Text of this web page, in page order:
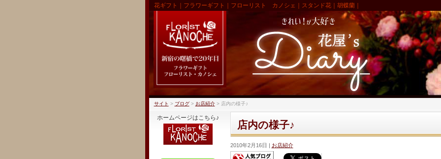
花ギフト｜フラワーギフト｜フローリスト カノシェ｜スタンド花｜胡蝶蘭｜
サイト > ブログ> お店紹介> 店内の様子♪
店内の様子♪
2010年2月16日 お店紹介
ホームページはこちら♪